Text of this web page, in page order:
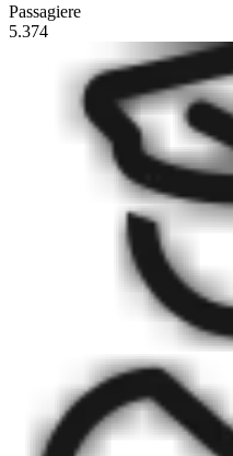
Passagiere
5.374